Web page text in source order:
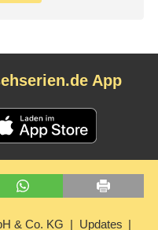
App
& Co. KG Updates